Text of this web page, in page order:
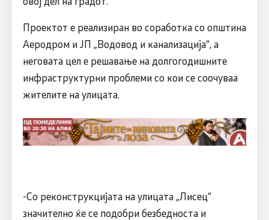
Проектот е реализиран во соработка со општина
Аеродром и ЈП „Водовод и канализација“, а
неговата цел е решавање на долгогодишните
инфраструктурни проблеми со кои се соочуваа
жителите на улицата.
-Со реконструкцијата на улицата „Лисец“
значително ќе се подобри безбедноста и